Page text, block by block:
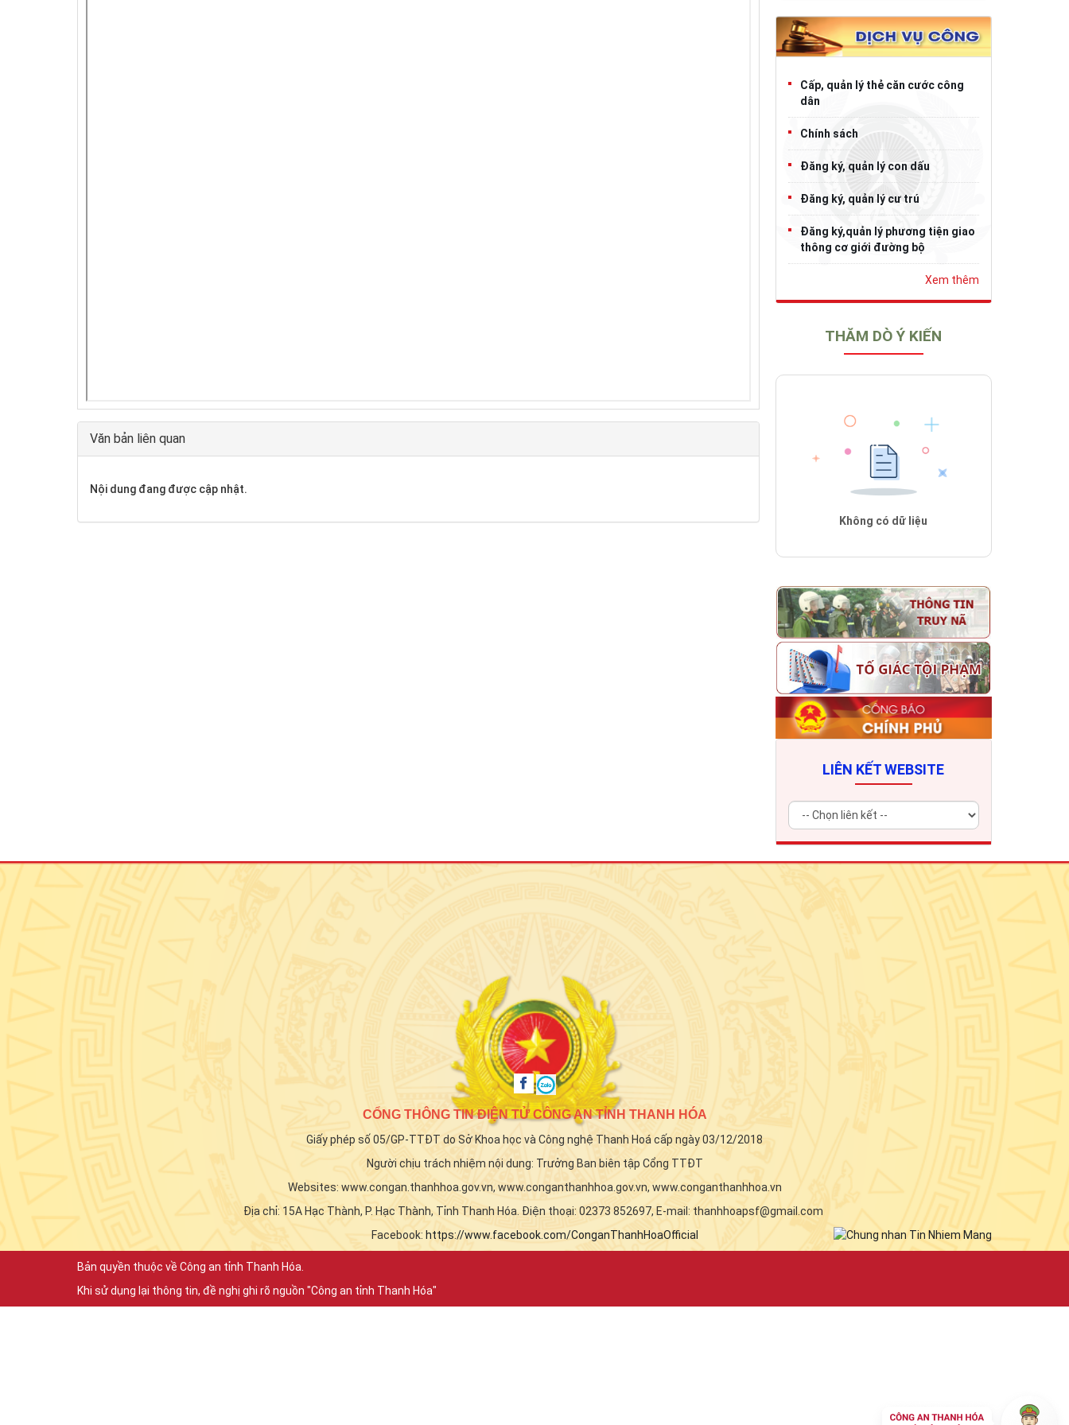
Văn bản liên quan
Nội dung đang được cập nhật.
Cấp, quản lý thẻ căn cước công
dân
Chính sách
Đăng ký, quản lý con dấu
Đăng ký, quản lý cư trú
Đăng ký,quản lý phương tiện giao
thông cơ giới đường bộ
Xem thêm
THĂM DÒ Ý KIẾN
Không có dữ liệu
LIÊN KẾT WEBSITE
CỔNG THÔNG TIN ĐIỆN TỬ CÔNG AN TỈNH THANH HÓA
Giấy phép số 05/GP-TTĐT do Sở Khoa học và Công nghệ Thanh Hoá cấp ngày 03/12/2018
Người chịu trách nhiệm nội dung: Trưởng Ban biên tập Cổng TTĐT
Websites: www.congan.thanhhoa.gov.vn, www.conganthanhhoa.gov.vn, www.conganthanhhoa.vn
Địa chỉ: 15A Hạc Thành, P. Hạc Thành, Tỉnh Thanh Hóa. Điện thoại: 02373 852697, E-mail: thanhhoapsf@gmail.com
Facebook: https://www.facebook.com/ConganThanhHoaOfficial
Bản quyền thuộc về Công an tỉnh Thanh Hóa.
Khi sử dụng lại thông tin, đề nghị ghi rõ nguồn "Công an tỉnh Thanh Hóa"